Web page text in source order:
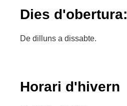
Dies d'obertura:
De dilluns a dissabte.
Horari d'hivern